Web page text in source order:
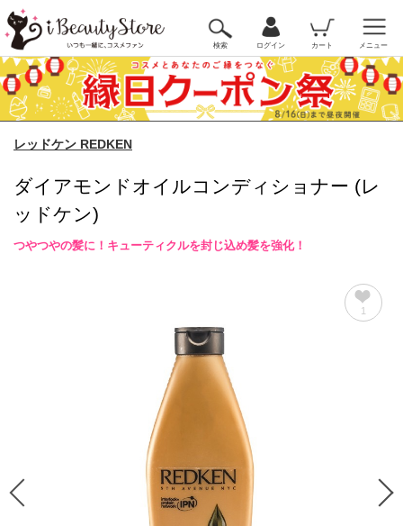
検索 ログイン カート メニュー
レッドケン REDKEN
ダイアモンドオイルコンディショナー (レ
ッドケン)
つやつやの髪に！キューティクルを封じ込め髪を強化！
1